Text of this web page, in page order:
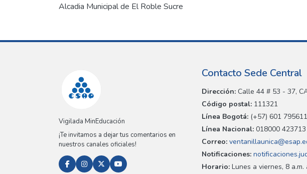
Alcadia Municipal de El Roble Sucre
Vigilada MinEducación
¡Te invitamos a dejar tus comentarios en
nuestros canales oficiales!
Contacto Sede Central
Dirección: Calle 44 # 53 - 37,
Código postal: 111321
Línea Bogotá: (+57) 601
Línea Nacional: 018000 423713
Correo:
Notificaciones:
Horario: Lunes a viernes, 8 a.m.